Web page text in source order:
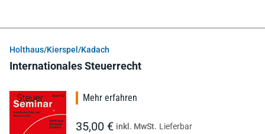
Holthaus/Kierspel/Kadach
Internationales Steuerrecht
Mehr erfahren
35,00 € inkl. MwSt. Lieferbar